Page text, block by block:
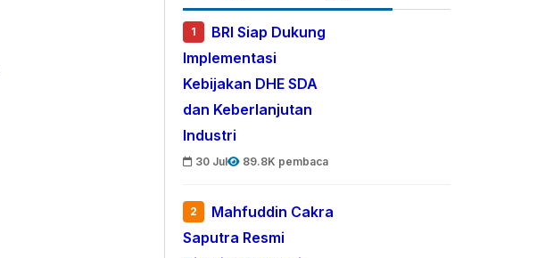
1
BRI Siap Dukung
Implementasi
Kebijakan DHE SDA
dan Keberlanjutan
Industri
30 Jul 89.8K pembaca
2
Mahfuddin Cakra
Saputra Resmi